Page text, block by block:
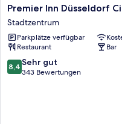
Premier
Inn
Düsseldorf
City
Friedrichstadt
Stadtzentrum
Premier Inn Düsseldorf
Stadtzentrum
Parkplätze verfügbar
Restaurant
Bar
8.4
von
8,4 Sehr gut
343 Bewertungen